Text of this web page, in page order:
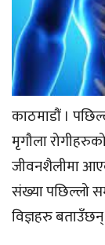
काठमाडौं ।
मृगौला
जीवनशैलीमा
संख्या पछिल्लो
विज्ञहरु बताउँछन्